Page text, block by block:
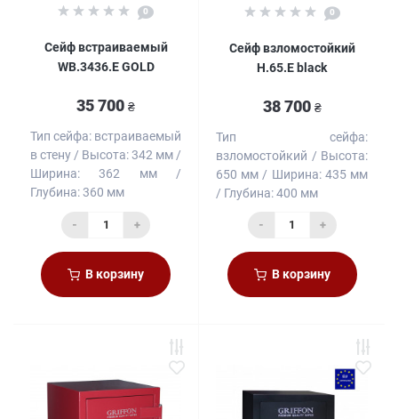
0
Сейф встраиваемый
WB.3436.E GOLD
35 700 ₴
Тип сейфа: встраиваемый
в стену
Высота:342 мм
Ширина:
362 мм
Глубина:360 мм
- +
В корзину
0
Сейф взломостойкий
H.65.E black
38 700 ₴
Тип сейфа:
взломостойкий
Высота:
650 мм
Ширина: 435 мм
Глубина:400 мм
- +
В корзину